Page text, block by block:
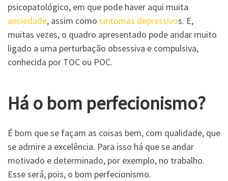
psicopatológico, em que pode haver aqui muita
ansiedade, assim como sintomas depressivos. E,
muitas vezes, o quadro apresentado pode andar muito
ligado a uma perturbação obsessiva e compulsiva,
conhecida por TOC ou POC.
Há o bom perfecionismo?
É bom que se façam as coisas bem, com qualidade, que
se admire a excelência. Para isso há que se andar
motivado e determinado, por exemplo, no trabalho.
Esse será, pois, o bom perfecionismo.